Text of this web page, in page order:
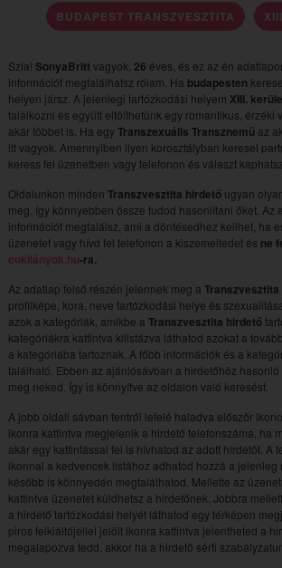
BUDAPEST TRANSZVESZTITA
Szia! SonyaBrittvagyok, 26 éves, és ez az én
információt megtalálhatsz rólam. Ha budapesten
helyen jársz. A jelenlegi tartózkodási helyem XIII.
találkozni és együtt eltölthetünk egy romantikus, érzéki
akár többet is. Ha egy Transzexuális Transznemű az
itt vagyok. Amennyiben ilyen korosztályban keresel
keress fel üzenetben vagy telefonon és választ
Oldalunkon minden Transzvesztita hirdetőugyan
meg, így könnyebben össze tudod hasonlítani őket. Az
információt megtalálsz, ami a döntésedhez kellhet, ha
üzenetet vagy hívd fel telefonon a kiszemeltedet és ne
cukilányok.hu-ra.
Az adatlap felső részén jelennek meg a
profilképe, kora, neve tartózkodási helye és
azok a kategóriák, amikbe a Transzvesztita hirdető
kategóriákra kattintva kilistázva láthatod azokat a
a kategóriába tartoznak. A főbb információk és a
található. Ebben az ajánlósávban a hirdetőhöz
meg neked. Így is könnyítve az oldalon való keresést.
A jobb oldali sávban fentről lefelé haladva előszőr
ikonra kattintva megjelenik a hirdető telefonszáma, ha
akár egy kattintással fel is hívhatod az adott hirdetőt. A
ikonnal a kedvencek listához adhatod hozzá a jelenleg
később is könnyedén megtalálhatod. Mellette az
kattintva üzenetet küldhetsz a hirdetőnek. Jobbra
a hirdető tartózkodási helyét láthatod egy térképen
piros felkiáltójellel jelölt ikonra kattintva jelentheted a
megalapozva tedd, akkor ha a hirdető sérti